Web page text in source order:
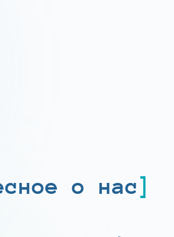
о нас